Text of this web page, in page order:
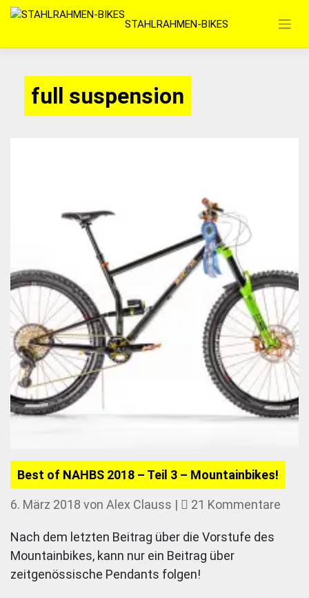
Zum
springen
STAHLRAHMEN-BIKES
full suspension
Best of NAHBS 2018 – Teil 3 – Mountainbikes!
6. März 2018 von Alex Clauss | 21 Kommentare
Nach dem letzten Beitrag über die Vorstufe des
Mountainbikes, kann nur ein Beitrag über
zeitgenössische Pendants folgen!